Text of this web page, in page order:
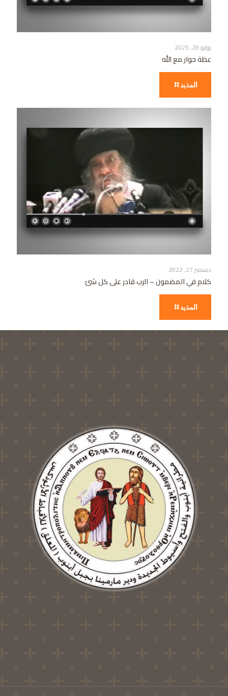
يوليو 28, 2025
عظة حوار مع الله
المذيد
ديسمبر 27, 2022
كلام في المضمون – الرب قادر على كل شئ
المذيد